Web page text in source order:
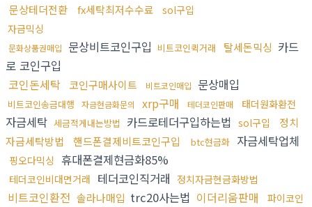
문상테더전환 fx세탁최저수수료
sol구입
자금믹싱
문화상품권매입 문상비트코인구입 비트코인퀵거래 탈세돈믹싱 카드
로 코인구입
코인돈세탁
코인구매사이트 비트코인매입 문상매입
비트코인송금대행 자금현금화문의 xrp구매 테더코인판매 태더원화환전
자금세탁 세금적게내는방법 카드로테더구입하는법 sol구입
정치
자금세탁방법
핸드폰결제비트코인구입 btc현금화 자금세탁업체
핑오다믹싱 휴대폰결제현금화85%
테더코인비대면거래 테더코인직거래 정치자금현금화방법
비트코인환전 솔라나매입 trc20사는법 이더리움판매
파이코인